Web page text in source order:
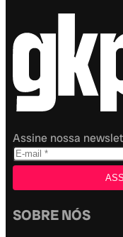
Assine nossa
SOBRE NÓS